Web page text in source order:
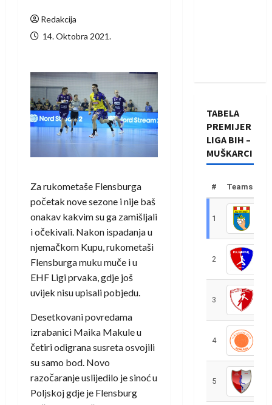
Redakcija
14. Oktobra 2021.
Za rukometaše Flensburga
početak nove sezone i nije baš
onakav kakvim su ga zamišljali
i očekivali. Nakon ispadanja u
njemačkom Kupu, rukometaši
Flensburga muku muče i u
EHF Ligi prvaka, gdje još
uvijek nisu upisali pobjedu.
Desetkovani povredama
izrabanici Maika Makule u
četiri odigrana susreta osvojili
su samo bod. Novo
razočaranje uslijedilo je sinoć u
Poljskoj gdje je Flensburg
TABELA
PREMIJER
LIGA BIH –
MUŠKARCI
# Teams
1
2
3
4
5